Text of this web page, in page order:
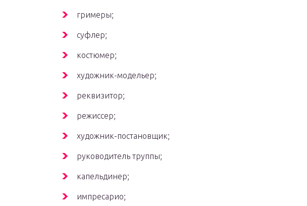
гримеры;
суфлер;
костюмер;
художник-модельер;
реквизитор;
режиссер;
художник-постановщик;
руководитель труппы;
капельдинер;
импресарио;